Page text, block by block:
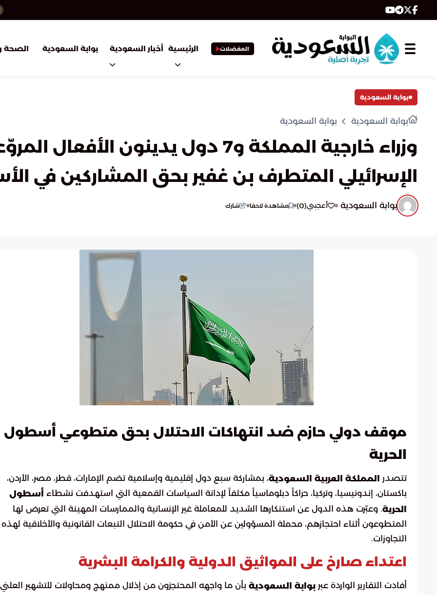
المفضلات الرئيسية أخبار السعودية بوابة السعودية الصحة
بوابة السعودية
بوابة السعودية بوابة السعودية
وزراء خارجية المملكة و7 دول يدينون
الإسرائيلي المتطرف بن غفير بحق المشاركين في
بوابة السعودية أعجبني(
0
) مشاهدة لاحقا شارك
موقف دولي حازم ضد انتهاكات الاحتلال بحق متطوعي أسطول
الحرية
تتصدر المملكة العربية السعودية، بمشاركة سبع دول إقليمية وإسلامية تضم الإمارات، قطر، مصر، الأردن،
باكستان، إندونيسيا، وتركيا، حراكاً دبلوماسياً مكثفاً لإدانة السياسات القمعية التي استهدفت نشطاء أسطول
الحرية. وعبّرت هذه الدول عن استنكارها الشديد للمعاملة غير الإنسانية والممارسات المهينة التي تعرض لها
المتطوعون أثناء احتجازهم، محملة المسؤولين عن الأمن في حكومة الاحتلال التبعات القانونية والأخلاقية لهذه
التجاوزات.
اعتداء صارخ على المواثيق الدولية والكرامة البشرية
أفادت التقارير الواردة عبر بوابة السعودية بأن ما واجهه المحتجزون من إذلال ممنهج ومحاولات للتشهير العلني